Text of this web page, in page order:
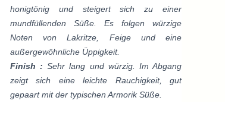
honigtönig und steigert sich zu einer
mundfüllenden Süße. Es folgen würzige
Noten von Lakritze, Feige und eine
außergewöhnliche Üppigkeit.
Finish : Sehr lang und würzig. Im Abgang
zeigt sich eine leichte Rauchigkeit, gut
gepaart mit der typischen Armorik Süße.